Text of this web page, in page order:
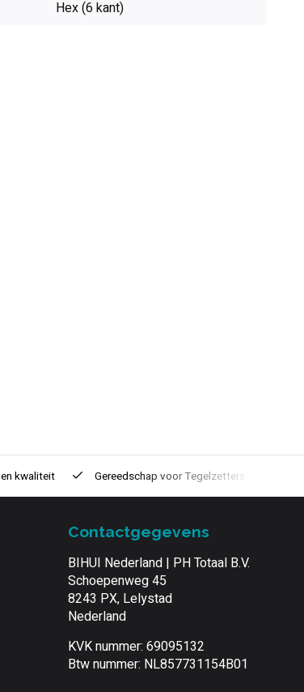
Hex (6 kant)
en kwaliteit Gereedschap voorTegelzetters
Contactgegevens
BIHUI Nederland | PH Totaal B.V.
Schoepenweg 45
8243 PX, Lelystad
Nederland
KVK nummer: 69095132
Btw nummer: NL857731154B01